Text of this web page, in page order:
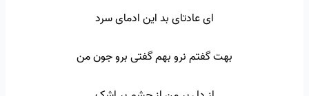
ای عادتای بد این ادمای سرد
بهت گفتم نرو بهم گفتی برو جون من